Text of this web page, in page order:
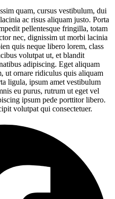
quam, cursus vestibulum, dui
ac risus aliquam justo. Porta
pellentesque fringilla, totam
nec, dignissim ut morbi lacinia
quis neque libero lorem, class
volutpat ut, et blandit
adipiscing. Eget aliquam
ut ornare ridiculus quis aliquam
ligula, ipsum amet vestibulum
eu purus, rutrum ut eget vel
ipsum pede porttitor libero.
volutpat qui consectetuer.